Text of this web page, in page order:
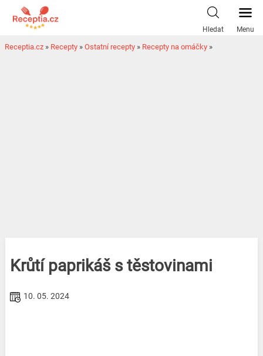
Hledat Menu
Receptia.cz » Recepty » Ostatní recepty » Recepty na omáčky »
Krůtí paprikáš s těstovinami
10. 05. 2024